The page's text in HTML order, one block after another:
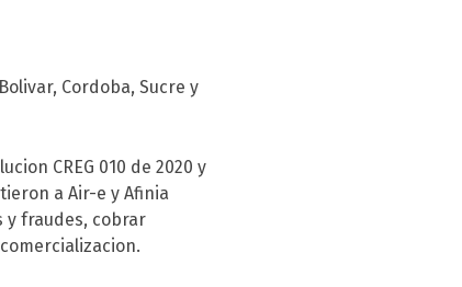
Cordoba, Sucre y
CREG 010 de 2020 y
a Air-e y Afinia
y fraudes, cobrar